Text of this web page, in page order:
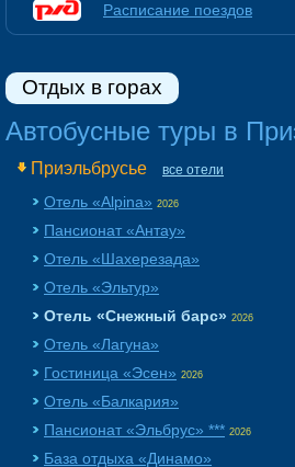
Расписание поездов
Отдых в горах
Автобусные туры в
Приэльбрусье все отели
Отель «Alpina» 2026
Пансионат «Aнтау»
Отель «Шахерезада»
Отель «Эльтур»
Отель «Снежный барс» 2026
Отель «Лагуна»
Гостиница «Эсен» 2026
Отель «Балкария»
Пансионат «Эльбрус» *** 2026
База отдыха «Динамо»